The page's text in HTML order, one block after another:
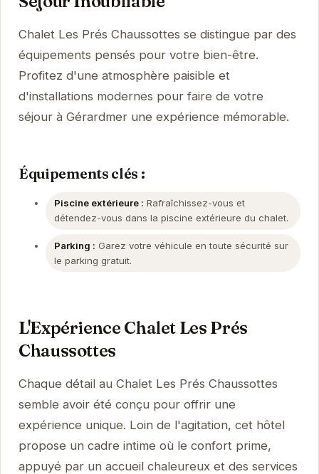
Chalet Les Prés Chaussottes se distingue par des
équipements pensés pour votre bien-être.
Profitez d'une atmosphère paisible et
d'installations modernes pour faire de votre
séjour à Gérardmer une expérience mémorable.
Équipements clés :
Piscine extérieure : Rafraîchissez-vous et
détendez-vous dans la piscine extérieure du chalet.
Parking : Garez votre véhicule en toute sécurité sur
le parking gratuit.
L'Expérience Chalet Les Prés
Chaussottes
Chaque détail au Chalet Les Prés Chaussottes
semble avoir été conçu pour offrir une
expérience unique. Loin de l'agitation, cet hôtel
propose un cadre intime où le confort prime,
appuyé par un accueil chaleureux et des services